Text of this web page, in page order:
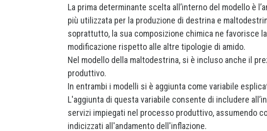
La prima determinante scelta all’interno del modello è
più utilizzata per la produzione di destrina e
soprattutto, la sua composizione chimica ne favorisce
modificazione rispetto alle altre tipologie di amido.
Nel modello della maltodestrina, si è incluso anche il
produttivo.
In entrambi i modelli si è aggiunta come variabile
L'aggiunta di questa variabile consente di includere
servizi impiegati nel processo produttivo, assumendo
indicizzati all'andamento dell'inflazione.